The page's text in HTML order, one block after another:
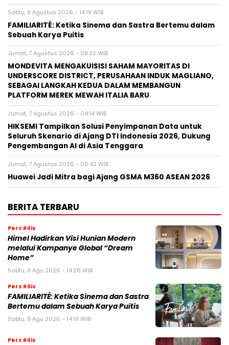
Sabtu, 8 Agustus 2026 - 14:19 WIB
FAMILIARITÉ: Ketika Sinema dan Sastra Bertemu dalam
Sebuah Karya Puitis
Jumat, 7 Agustus 2026 - 09:32 WIB
MONDEVITA MENGAKUISISI SAHAM MAYORITAS DI
UNDERSCORE DISTRICT, PERUSAHAAN INDUK MAGLIANO,
SEBAGAI LANGKAH KEDUA DALAM MEMBANGUN
PLATFORM MEREK MEWAH ITALIA BARU
Jumat, 7 Agustus 2026 - 04:14 WIB
HIKSEMI Tampilkan Solusi Penyimpanan Data untuk
Seluruh Skenario di Ajang DTI Indonesia 2026, Dukung
Pengembangan AI di Asia Tenggara
Jumat, 7 Agustus 2026 - 00:42 WIB
Huawei Jadi Mitra bagi Ajang GSMA M360 ASEAN 2026
BERITA TERBARU
Pers Rilis
Himel Hadirkan Visi Hunian Modern
melalui Kampanye Global “Dream
Home”
Sabtu, 8 Agu 2026 - 14:26 WIB
Pers Rilis
FAMILIARITÉ: Ketika Sinema dan Sastra
Bertemu dalam Sebuah Karya Puitis
Sabtu, 8 Agu 2026 - 14:19 WIB
Pers Rilis